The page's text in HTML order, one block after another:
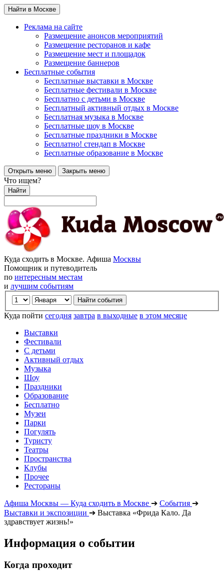
Найти в Москве
Реклама на сайте
Размещение анонсов мероприятий
Размещение ресторанов и кафе
Размещение мест и площадок
Размещение баннеров
Бесплатные события
Бесплатные выставки в Москве
Бесплатные фестивали в Москве
Бесплатно с детьми в Москве
Бесплатный активный отдых в Москве
Бесплатная музыка в Москве
Бесплатные шоу в Москве
Бесплатные праздники в Москве
Бесплатно! стендап в Москве
Бесплатные образование в Москве
Открыть меню Закрыть меню
Что ищем?
Найти
Куда сходить в Москве. Афиша Москвы
Помощник и путеводитель
по интересным местам
и лучшим событиям
Куда пойти сегодня завтра в выходные в этом месяце
Выставки
Фестивали
С детьми
Активный отдых
Музыка
Шоу
Праздники
Образование
Бесплатно
Музеи
Парки
Погулять
Туристу
Театры
Пространства
Клубы
Прочее
Рестораны
Афиша Москвы — Куда сходить в Москве ➔ События ➔
Выставки и экспозиции ➔ Выставка «Фрида Кало. Да
здравствует жизнь!»
Информация о событии
Когда проходит